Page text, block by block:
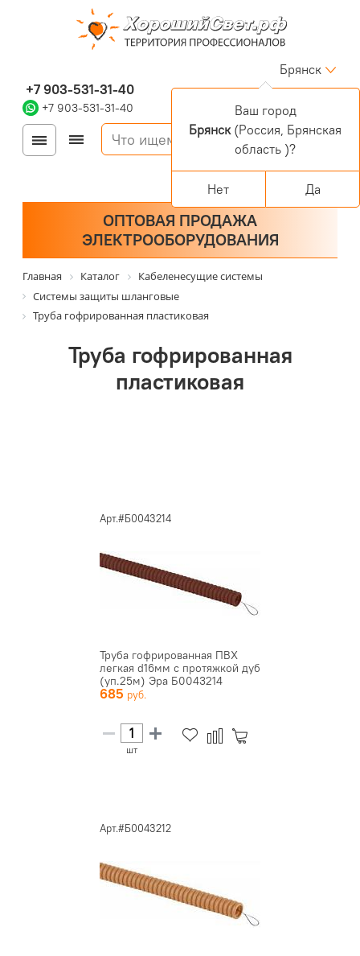
+7 903-531-31-40
+7 903-531-31-40
Брянск
Войти
Регистрация
Корзина
0 позиций
ОПТОВАЯ ПРОДАЖА
ЭЛЕКТРООБОРУДОВАНИЯ
Главная Каталог
Кабеленесущие системы
Системы защиты шланговые
Труба гофрированная пластиковая
Труба гофрированная
пластиковая
Арт.#Б0043214
Труба гофрированная ПВХ
легкая d16мм с протяжкой дуб
(уп.25м) Эра Б0043214
685
шт
Арт.#Б0043212
Ваш город
Брянск(Россия, Брянская
область )?
Нет Да